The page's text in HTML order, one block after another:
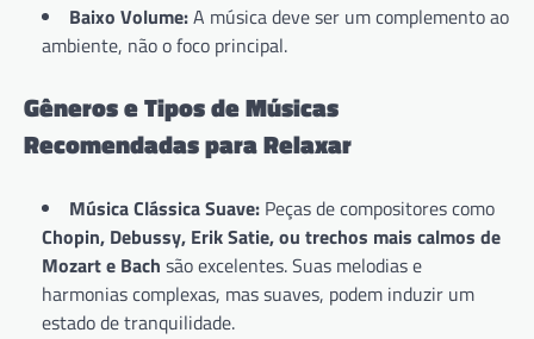
Baixo Volume:A música deve ser um complemento ao
ambiente, não o foco principal.
Gêneros e Tipos de Músicas
Recomendadas para Relaxar
Música Clássica Suave: Peças de compositores como
Chopin, Debussy, Erik Satie, ou trechos mais calmos de
Mozart e Bach são excelentes. Suas melodias e
harmonias complexas, mas suaves, podem induzir um
estado de tranquilidade.